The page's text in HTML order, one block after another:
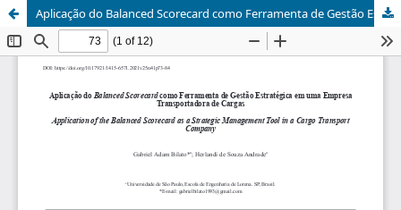
Aplicação do Balanced Scorecard como Ferramenta de Gestão Estratégica em uma Empresa Transportadora de Cargas